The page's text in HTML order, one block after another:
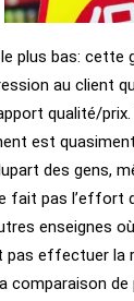
plus bas: cette
au client
qualité/
est
des gens,
fait pas l’effort
enseignes
pas effectuer la
comparaison de